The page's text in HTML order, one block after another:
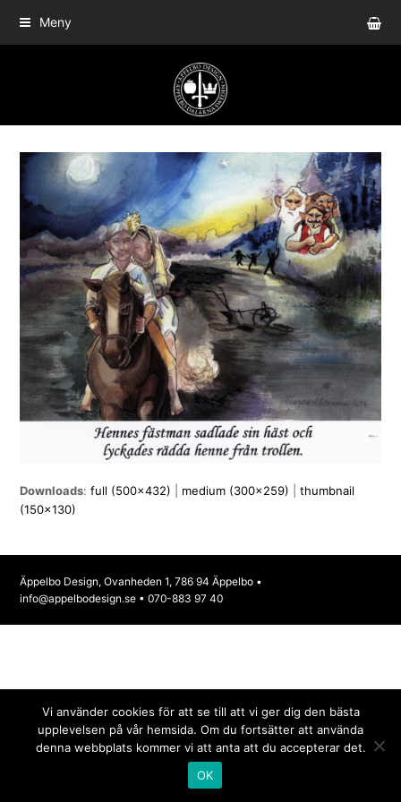
Meny
Downloads:full (500x432) medium (300x259) |thumbnail
(150x130)
Äppelbo Design, Ovanheden 1, 786 94 Äppelbo •
info@appelbodesign.se • 070-883 97 40
Vi använder cookies för att se till att vi ger dig den bästa
upplevelsen på vår hemsida. Om du fortsätter att använda
denna webbplats kommer vi att anta att du accepterar det.
OK